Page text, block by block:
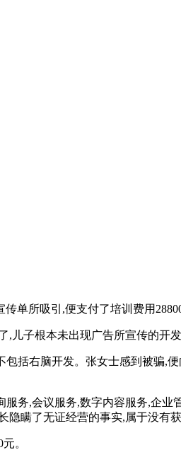
单所吸引,便支付了培训费用
子根本未出现广告所宣传的开
括右脑开发。张女士感到被骗,
务,会议服务,数字内容服务,企
瞒了无证经营的事实,属于没有
。